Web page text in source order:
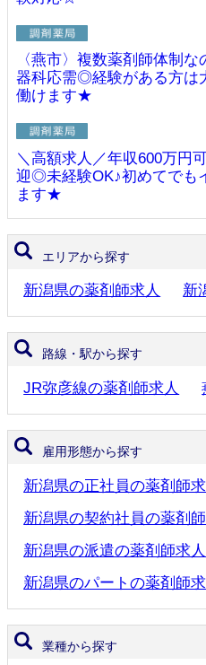
〈燕市〉複数薬剤師体制
器科応需◎経験がある方は
働けます★
＼高額求人／年収600万円
迎◎未経験OK♪初めてでも
ます★
エリアから探す
新潟県の薬剤師求人 新
路線・駅から探す
JR弥彦線の薬剤師求人
雇用形態から探す
新潟県の正社員の薬剤師
新潟県の契約社員の薬剤
新潟県の派遣の薬剤師求人
新潟県のパートの薬剤師
業種から探す